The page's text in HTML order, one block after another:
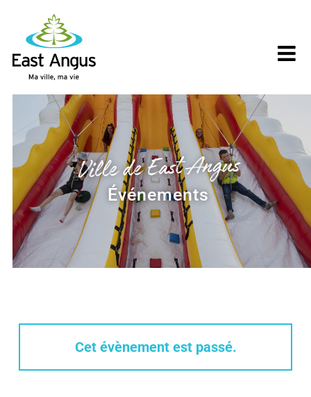
content
Ville de East Angus
Événements
Cet évènement est passé.